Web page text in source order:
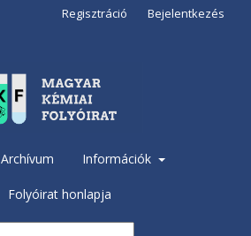
Archívum Információk
Folyóirat honlapja
Regisztráció Bejelentkezés